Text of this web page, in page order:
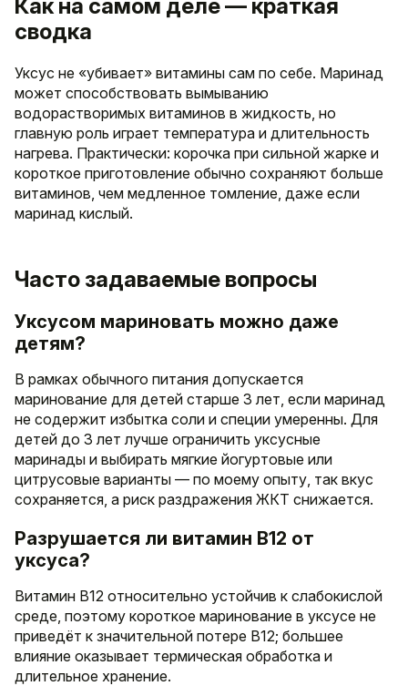
Как на самом деле — краткая
сводка
Уксус не «убивает» витамины сам по себе. Маринад
может способствовать вымыванию
водорастворимых витаминов в жидкость, но
главную роль играет температура и длительность
нагрева. Практически: корочка при сильной жарке и
короткое приготовление обычно сохраняют больше
витаминов, чем медленное томление, даже если
маринад кислый.
Часто задаваемые вопросы
Уксусом мариновать можно даже
детям?
В рамках обычного питания допускается
маринование для детей старше 3 лет, если маринад
не содержит избытка соли и специи умеренны. Для
детей до 3 лет лучше ограничить уксусные
маринады и выбирать мягкие йогуртовые или
цитрусовые варианты — по моему опыту, так вкус
сохраняется, а риск раздражения ЖКТ снижается.
Разрушается ли витамин B12 от
уксуса?
Витамин B12 относительно устойчив к слабокислой
среде, поэтому короткое маринование в уксусе не
приведёт к значительной потере B12; большее
влияние оказывает термическая обработка и
длительное хранение.